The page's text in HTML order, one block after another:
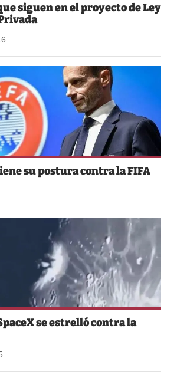
siguen en el proyecto de Ley
su postura contra la FIFA
se estrelló contra la